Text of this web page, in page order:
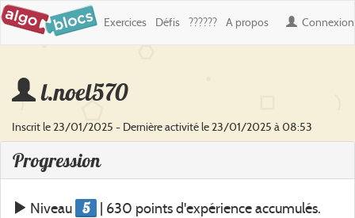
Connexion
Exercices Défis ?????? A propos
l.noel570
Inscrit le 23/01/2025 - Dernière activité le 23/01/2025 à 08:53
Progression
Niveau 5 | 630 points d'expérience accumulés.